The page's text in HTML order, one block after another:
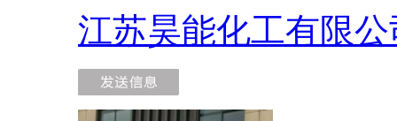
江苏昊能化工有限公